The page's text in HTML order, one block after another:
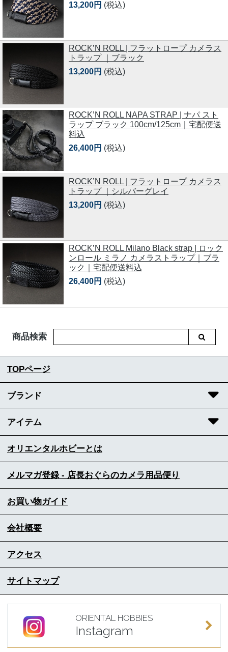
13,200円 (税込)
ROCK’N ROLL | フラットロープ カメラス
トラップ ｜ブラック
13,200円 (税込)
ROCK’N ROLL NAPA STRAP | ナパ スト
ラップ ブラック 100cm/125cm｜宅配便送
料込
26,400円 (税込)
ROCK’N ROLL | フラットロープ カメラス
トラップ ｜シルバーグレイ
13,200円 (税込)
ROCK’N ROLL Milano Black strap | ロック
ンロール ミラノ カメラストラップ｜ブラ
ック｜宅配便送料込
26,400円 (税込)
商品検索
TOPページ
ブランド
アイテム
オリエンタルホビーとは
メルマガ登録 - 店長おぐらのカメラ用品便り
お買い物ガイド
会社概要
アクセス
サイトマップ
ORIENTAL HOBBIES
Instagram